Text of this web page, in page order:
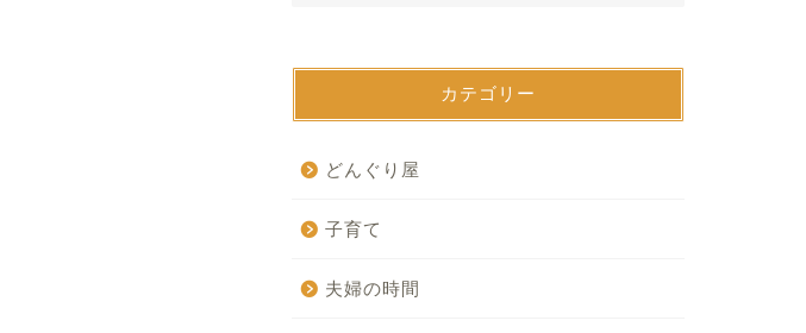
カテゴリー
どんぐり屋
子育て
夫婦の時間